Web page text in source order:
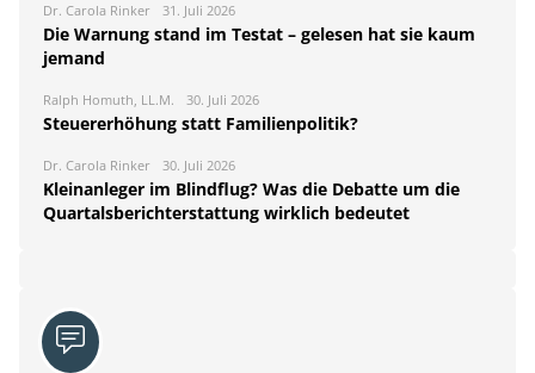
Dr. Carola Rinker 31. Juli 2026
Die Warnung stand im Testat – gelesen hat sie kaum
jemand
Ralph Homuth, LL.M. 30. Juli 2026
Steuererhöhung statt Familienpolitik?
Dr. Carola Rinker 30. Juli 2026
Kleinanleger im Blindflug? Was die Debatte um die
Quartalsberichterstattung wirklich bedeutet